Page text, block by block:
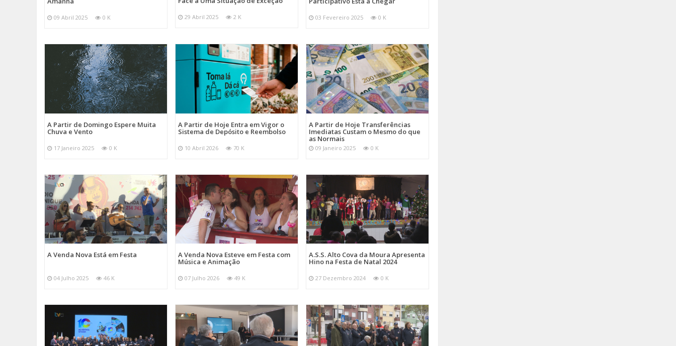
09 Abril 2025 0 K 29 Abril 2025 2 K 03 Fevereiro 2025 0 K
A Partir de Domingo Espere Muita
Chuva e Vento
17 Janeiro 2025 0 K
A Partir de Hoje Entra em Vigor o
Sistema de Depósito e Reembolso
10 Abril 2026 70 K
A Partir de Hoje Transferências
Imediatas Custam o Mesmo do que
as Normais
09 Janeiro 2025 0 K
A Venda Nova Está em Festa
04 Julho 2025 46 K
A Venda Nova Esteve em Festa com
Música e Animação
07 Julho 2026 49 K
A.S.S. Alto Cova da Moura Apresenta
Hino na Festa de Natal 2024
27 Dezembro 2024 0 K